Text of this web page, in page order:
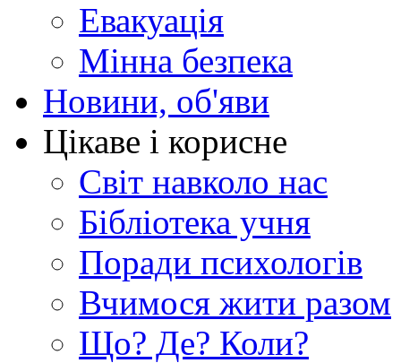
Евакуація
Мінна безпека
Новини, об'яви
Цікаве і корисне
Світ навколо нас
Бібліотека учня
Поради психологів
Вчимося жити разом
Що? Де? Коли?